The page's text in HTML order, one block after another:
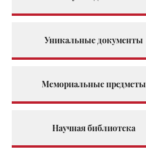
Уникальные документы
Мемориальные предметы
Научная библиотека